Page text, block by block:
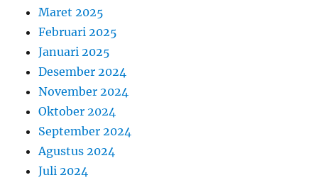
Maret 2025
Februari 2025
Januari 2025
Desember 2024
November 2024
Oktober 2024
September 2024
Agustus 2024
Juli 2024